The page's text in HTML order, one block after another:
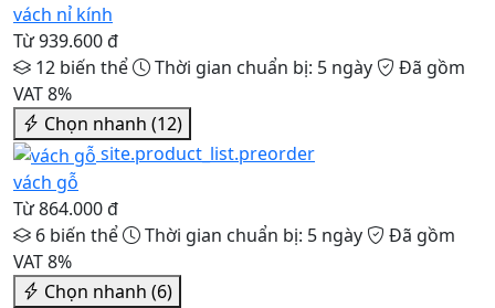
vách nỉ kính
Từ 939.600 đ
12 biến thể
Thời gian chuẩn bị: 5 ngày
Đã gồm
VAT 8%
Chọn nhanh (12)
site.product_list.preorder
vách gỗ
Từ 864.000 đ
6 biến thể
Thời gian chuẩn bị: 5 ngày
Đã gồm
VAT 8%
Chọn nhanh (6)